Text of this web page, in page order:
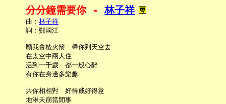
分分鐘需要你 - 林子祥
     曲︰
林子祥
     詞︰鄭國江
     願我會楂火箭　帶你到天空去
     在太空中兩人住
     活到一千歲　都一般心醉
     有你在身邊多樂趣
     共你相相對　好得戚好得意
     地淋天崩當閒事